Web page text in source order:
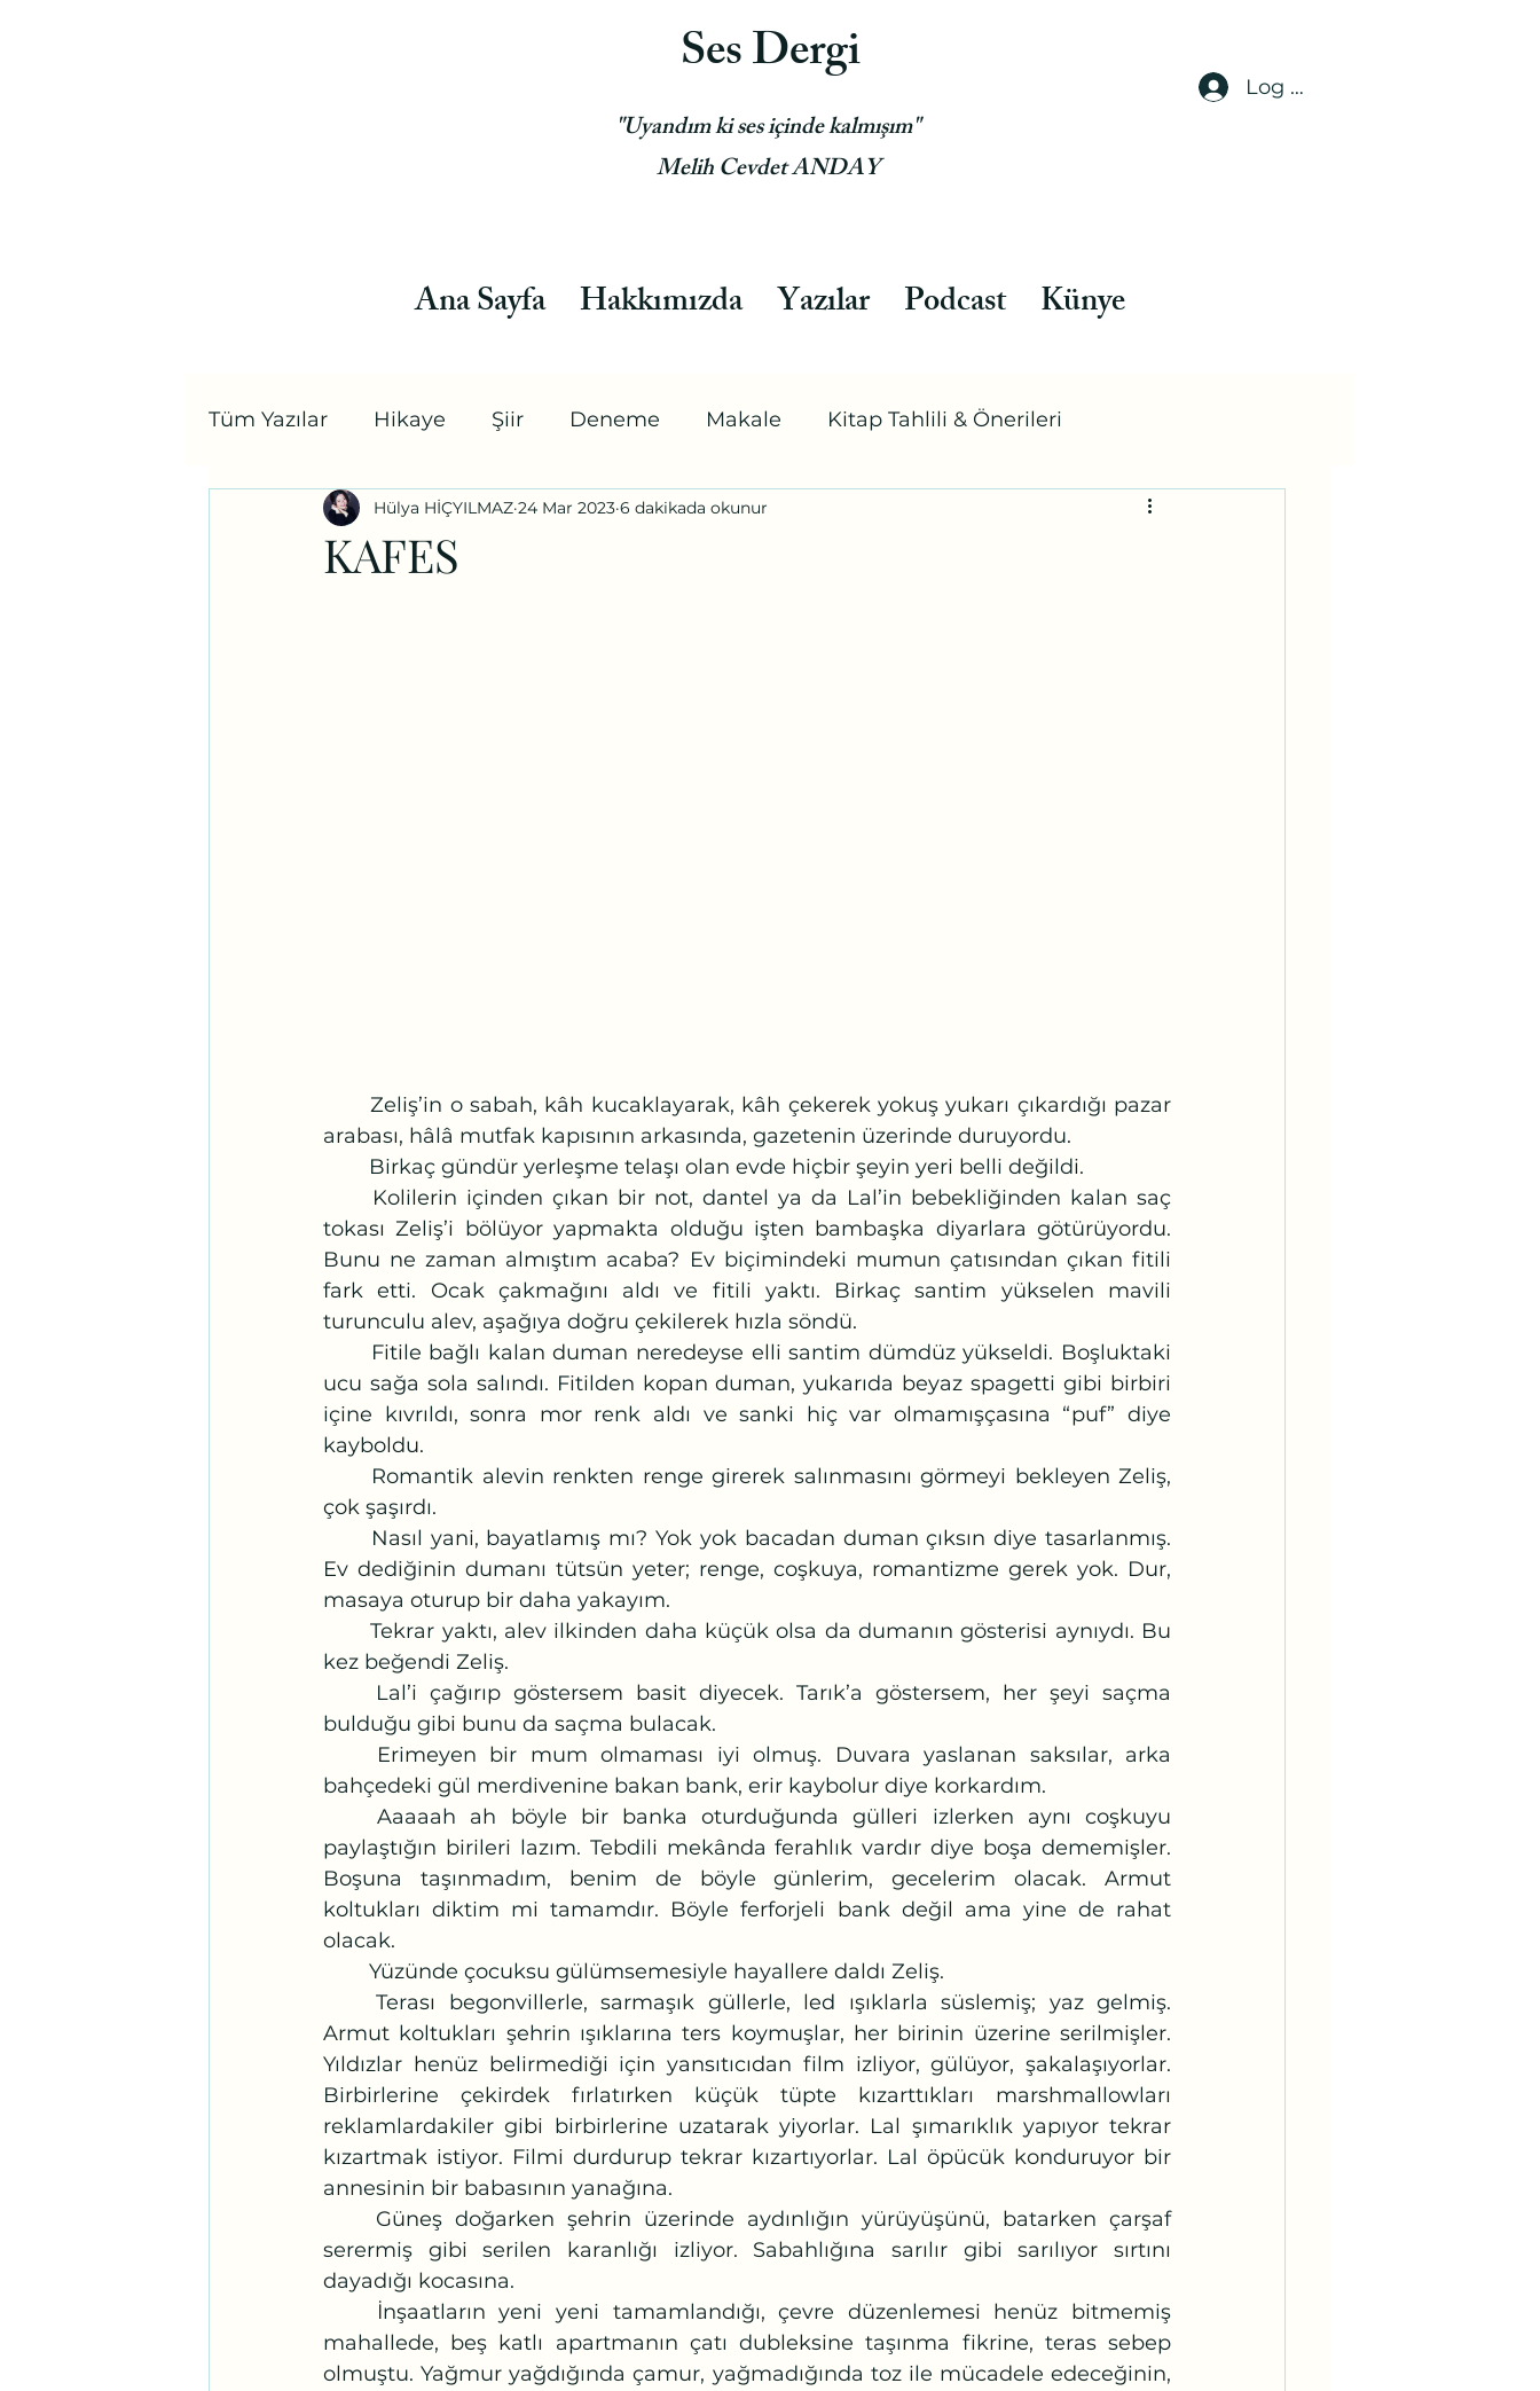
Ses Dergi
"Uyandım ki ses içinde kalmışım"
Melih Cevdet ANDAY
Log In
Ana Sayfa Hakkımızda Yazılar Podcast Künye
Tüm Yazılar Hikaye Şiir Deneme Makale Kitap Tahlili & Önerileri
KAFES
Hülya HİÇYILMAZ 24 Mar 2023 6 dakikada okunur
	Zeliş’in o sabah, kâh kucaklayarak, kâh çekerek yokuş yukarı çıkardığı pazar
arabası, hâlâ mutfak kapısının arkasında, gazetenin üzerinde duruyordu.
	Birkaç gündür yerleşme telaşı olan evde hiçbir şeyin yeri belli değildi.
tokası Zeliş’i bölüyor yapmakta olduğu işten bambaşka diyarlara götürüyordu.
Bunu ne zaman almıştım acaba? Ev biçimindeki mumun çatısından çıkan fitili
fark etti. Ocak çakmağını aldı ve fitili yaktı. Birkaç santim yükselen mavili
turunculu alev, aşağıya doğru çekilerek hızla söndü.
ucu sağa sola salındı. Fitilden kopan duman, yukarıda beyaz spagetti gibi birbiri
içine kıvrıldı, sonra mor renk aldı ve sanki hiç var olmamışçasına “puf” diye
kayboldu.
çok şaşırdı.
Ev dediğinin dumanı tütsün yeter; renge, coşkuya, romantizme gerek yok. Dur,
masaya oturup bir daha yakayım.
	Tekrar yaktı, alev ilkinden daha küçük olsa da dumanın gösterisi aynıydı. Bu
kez beğendi Zeliş.
bulduğu gibi bunu da saçma bulacak.
bahçedeki gül merdivenine bakan bank, erir kaybolur diye korkardım.
	Aaaaah ah böyle bir banka oturduğunda gülleri izlerken aynı coşkuyu
paylaştığın birileri lazım. Tebdili mekânda ferahlık vardır diye boşa dememişler.
Boşuna taşınmadım, benim de böyle günlerim, gecelerim olacak. Armut
koltukları diktim mi tamamdır. Böyle ferforjeli bank değil ama yine de rahat
olacak.
	Yüzünde çocuksu gülümsemesiyle hayallere daldı Zeliş.
	Terası begonvillerle, sarmaşık güllerle, led ışıklarla süslemiş; yaz gelmiş.
Armut koltukları şehrin ışıklarına ters koymuşlar, her birinin üzerine serilmişler.
Yıldızlar henüz belirmediği için yansıtıcıdan film izliyor, gülüyor, şakalaşıyorlar.
Birbirlerine çekirdek fırlatırken küçük tüpte kızarttıkları marshmallowları
reklamlardakiler gibi birbirlerine uzatarak yiyorlar. Lal şımarıklık yapıyor tekrar
kızartmak istiyor. Filmi durdurup tekrar kızartıyorlar. Lal öpücük konduruyor bir
annesinin bir babasının yanağına.
serermiş gibi serilen karanlığı izliyor. Sabahlığına sarılır gibi sarılıyor sırtını
dayadığı kocasına.
mahallede, beş katlı apartmanın çatı dubleksine taşınma fikrine, teras sebep
olmuştu. Yağmur yağdığında çamur, yağmadığında toz ile mücadele edeceğinin,